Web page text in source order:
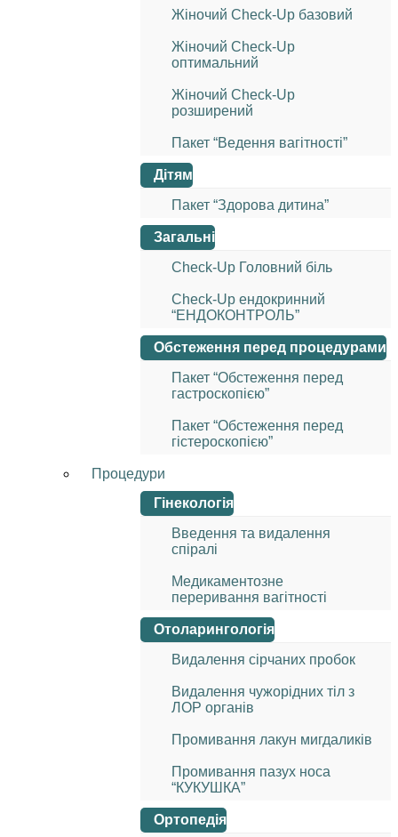
Жіночий Check-Up базовий
Жіночий Check-Up
оптимальний
Жіночий Check-Up
розширений
Пакет “Ведення вагітності”
Дітям
Пакет “Здорова дитина”
Загальні
Check-Up Головний біль
Check-Up ендокринний
“ЕНДОКОНТРОЛЬ”
Обстеження перед процедурами
Пакет “Обстеження перед
гастроскопією”
Пакет “Обстеження перед
гістероскопією”
Процедури
Гінекологія
Введення та видалення
спіралі
Медикаментозне
переривання вагітності
Отоларингологія
Видалення сірчаних пробок
Видалення чужорідних тіл з
ЛОР органів
Промивання лакун мигдаликів
Промивання пазух носа
“КУКУШКА”
Ортопедія